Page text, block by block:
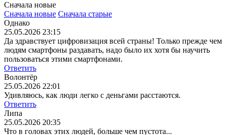
Сначала новые
Сначала новые Сначала старые
Однако
25.05.2026 23:15
Да здравствует цифровизация всей страны! Только прежде чем
людям смартфоны раздавать, надо было их хотя бы научить
пользоваться этими смартфонами.
Ответить
Волонтёр
25.05.2026 22:01
Удивляюсь, как люди легко с деньгами расстаются.
Ответить
Липа
25.05.2026 20:35
Что в головах этих людей, больше чем пустота...